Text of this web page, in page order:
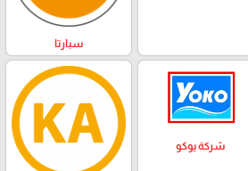
سبارتا
شركة يوكو